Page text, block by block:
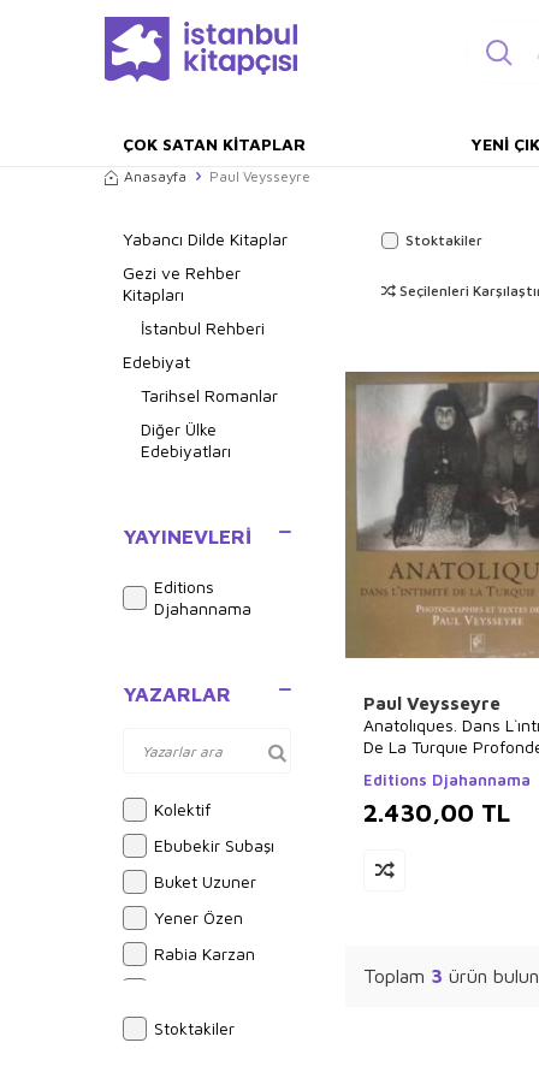
ÇOK SATAN KITAPLAR YENI
Anasayfa Paul Veysseyre
Yabancı Dilde Kitaplar
Gezi ve Rehber
Kitapları
İstanbul Rehberi
Edebiyat
Tarihsel Romanlar
Diğer Ülke
Edebiyatları
YAYINEVLERI
Editions
Djahannama
YAZARLAR
Kolektif
Ebubekir Subaşı
Buket Uzuner
Yener Özen
Rabia Karzan
Alphonse Daudet
Stoktakiler
Stoktakiler
Seçilenleri
Paul Veysseyre
Anatolıques. Dans
De La Turquıe
Editions Djahannama
2.430,00 TL
Toplam 3 ürün